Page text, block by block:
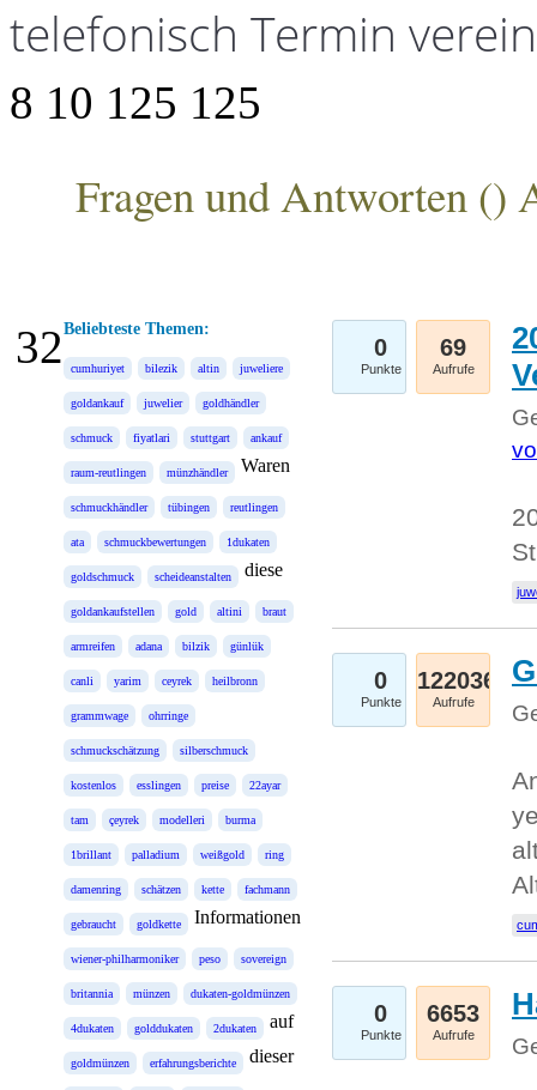
telefonisch Termin
8 10 125 125
Fragen und Antworten ()
Beliebteste Themen:
cumhuriyet bilezik altin juweliere
goldankauf juwelier goldhändler
schmuck fiyatlari stuttgart ankauf
raum-reutlingen münzhändler
schmuckhändler tübingen reutlingen
ata schmuckbewertungen 1dukaten
goldschmuck scheideanstalten
goldankaufstellen gold altini braut
armreifen adana bilzik günlük
canli yarim ceyrek heilbronn
grammwage ohrringe
schmuckschätzung silberschmuck
kostenlos esslingen preise 22ayar
tam çeyrek modelleri burma
1brillant palladium weißgold ring
damenring schätzen kette fachmann
gebraucht goldkette
wiener-philharmoniker peso sovereign
britannia münzen dukaten-goldmünzen
4dukaten golddukaten 2dukaten
goldmünzen erfahrungsberichte
Waren
diese
Informationen
auf
dieser
0
Punkte
69
Aufrufe
0
Punkte
122036
Aufrufe
0
Punkte
6653
Aufrufe
32